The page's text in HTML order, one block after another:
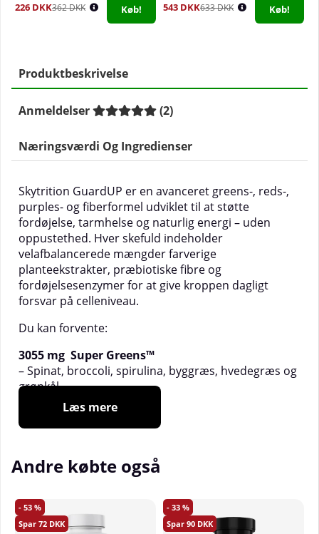
226 DKK362 DKK Køb! 543 DKK633 DKK Køb!
Produktbeskrivelse
Anmeldelser (2)
Næringsværdi Og Ingredienser
Skytrition GuardUP er en avanceret greens-, reds-,
purples- og fiberformel udviklet til at støtte
fordøjelse, tarmhelse og naturlig energi – uden
oppustethed. Hver skefuld indeholder
velafbalancerede mængder farverige
planteekstrakter, præbiotiske fibre og
fordøjelsesenzymer for at give kroppen dagligt
forsvar på celleniveau.
Du kan forvente:
3055 mg Super Greens™
– Spinat, broccoli, spirulina, byggræs, hvedegræs og
grønkål.
– Rig på klorofyl, vitaminer og mineraler for øget
– Rødbede, hindbær, acai, goji, kirsebær og guava.
– Naturlige antioxidanter, der støtter cirkulation og
3850 mg Super Purples™
Læs mere
Andre købte også
53
72
33
90